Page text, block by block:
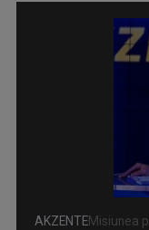
AKZENTEMisiunea